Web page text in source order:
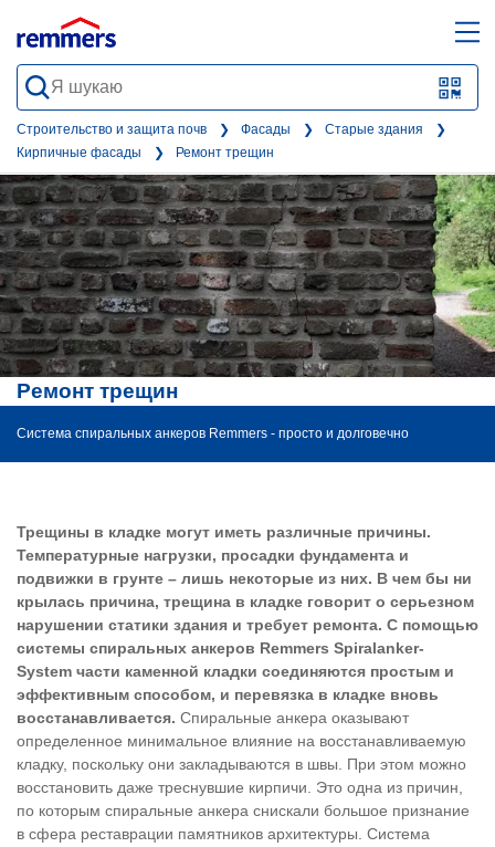
QR-
Code
form
Строительство и защита почв Фасады
Старые здания
Кирпичные фасады
Ремонт трещин
Ремонт трещин
Система спиральных анкеров Remmers - просто и долговечно
Трещины в кладке могут иметь различные причины.
Температурные нагрузки, просадки фундамента и
подвижки в грунте – лишь некоторые из них. В чем бы ни
крылась причина, трещина в кладке говорит о серьезном
нарушении статики здания и требует ремонта. С помощью
системы спиральных анкеров Remmers Spiralanker-
System части каменной кладки соединяются простым и
эффективным способом, и перевязка в кладке вновь
восстанавливается. Спиральные анкера оказывают
определенное минимальное влияние на восстанавливаемую
кладку, поскольку они закладываются в швы. При этом можно
восстановить даже треснувшие кирпичи. Это одна из причин,
по которым спиральные анкера снискали большое признание
в сфера реставрации памятников архитектуры. Система